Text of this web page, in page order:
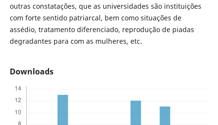
outras constatações, que as universidades são instituições
com forte sentido patriarcal, bem como situações de
assédio, tratamento diferenciado, reprodução de piadas
degradantes para com as mulheres, etc.
Downloads